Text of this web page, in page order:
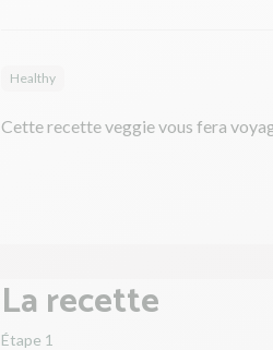
Healthy
Cette recette veggie vous fera
La recette
Étape 1